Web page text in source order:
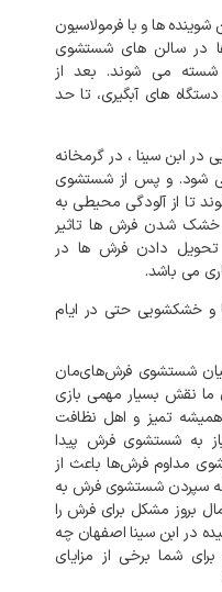
شوینده ها و با فرمولاسیون
در سالن های شستشوی
شسته می شوند. بعد از
های آبگیری، تا حد
ابن سینا ، در گرمخانه
می شود. و پس از شستشوی
تا از آلودگی محیطی به
خشک شدن فرش ها تاثیر
دادن فرش ها در
و خشکشویی حتی در ایام
شستشوی فرش‌های‌مان
ما نقش بسیار مهمی بازی
همیشه تمیز و اهل نظافت
به شستشوی فرش پیدا
مداوم فرش‌ها باعث از
که سپردن شستشوی فرش به
بروز مشکل برای فرش را
در ابن سینا اصفهان چه
شما برخی از مزایای